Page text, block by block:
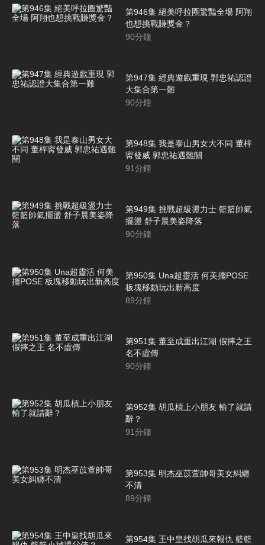
第946集 絕美呼拉圈驚豔全場 阿翔
也想挑戰賺獎金？
90分鐘
第947集 經典遊戲重現 郭忠祐認證
大集合第一難
90分鐘
第948集 我是泰山男女大不同 董梓
寗發威 郭忠祐遇難關
91分鐘
第949集 挑戰超級盪力士 籃籃帥氣
擺盪 舒子晨美姿降落
90分鐘
第950集 Una超靈活 何美擺POSE
板塊移動玩出新高度
89分鐘
第951集 董至成重出江湖 假摔之王
名不虛傳
90分鐘
第952集 胡瓜槓上小朋友 輸了就請
辭？
91分鐘
第953集 明杰巫苡萱帥哥美女糾纏
不清
89分鐘
第954集 王中皇找胡瓜來報仇 籃籃